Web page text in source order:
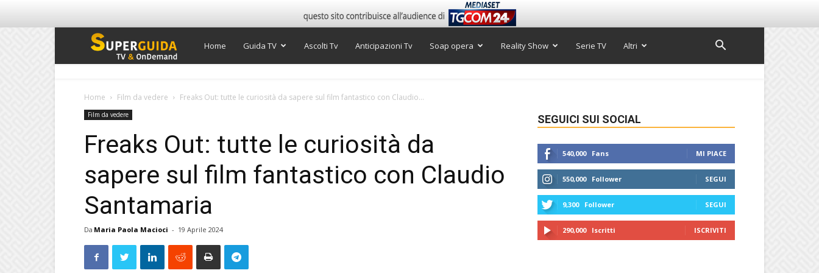
Super
Home Guida TV Ascolti Tv Anticipazioni Tv Soap opera Reality Show Serie TV Altri
Home Film da vedere Freaks Out: tutte le curiosità da sapere sul film fantastico con Claudio...
Film da vedere
Freaks Out: tutte le curiosità da
sapere sul film fantastico con Claudio
Santamaria
Da Maria Paola Macioci - 19 Aprile 2024
SEGUICI SUI SOCIAL
540,000 Fans MI PIACE
550,000 Follower SEGUI
9,300 Follower SEGUI
290,000 Iscritti ISCRIVITI